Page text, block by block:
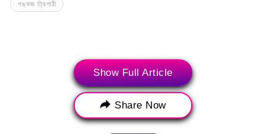
পঙ্কজ ত্রিপাঠী
Show Full Article
Share Now